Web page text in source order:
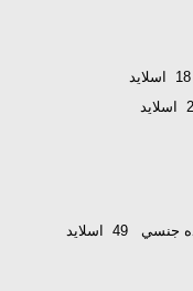
49 اسلاید